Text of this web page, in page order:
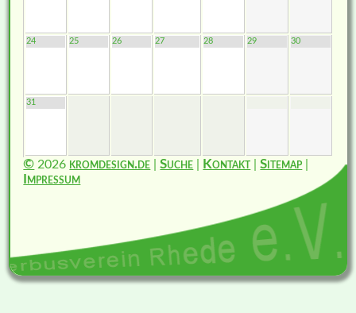
24 25 26 27 28 29 30
31
© 2026 kromdesign.de |Suche Kontakt |Sitemap
Impressum